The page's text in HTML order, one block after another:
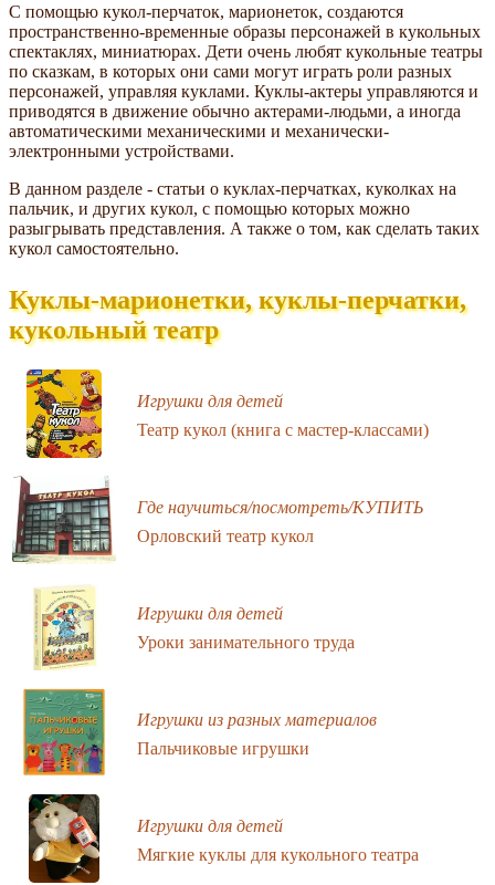
С помощью кукол-перчаток, марионеток, создаются
пространственно-временные образы персонажей в кукольных
спектаклях, миниатюрах. Дети очень любят кукольные театры
по сказкам, в которых они сами могут играть роли разных
персонажей, управляя куклами. Куклы-актеры управляются и
приводятся в движение обычно актерами-людьми, а иногда
автоматическими механическими и механически-
электронными устройствами.
В данном разделе - статьи о куклах-перчатках, куколках на
пальчик, и других кукол, с помощью которых можно
разыгрывать представления. А также о том, как сделать таких
кукол самостоятельно.
Куклы-марионетки, куклы-перчатки,
кукольный театр
Игрушки для детей
Театр кукол (книга с мастер-классами)
Где научиться/посмотреть/КУПИТЬ
Орловский театр кукол
Игрушки для детей
Уроки занимательного труда
Игрушки из разных материалов
Пальчиковые игрушки
Игрушки для детей
Мягкие куклы для кукольного театра